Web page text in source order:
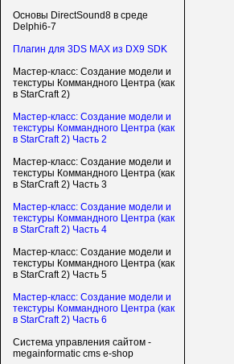
Основы DirectSound8 в среде
Delphi6-7
Плагин для 3DS MAX из DX9 SDK
Мастер-класс: Создание модели и
текстуры Коммандного Центра (как
в StarCraft 2)
Мастер-класс: Создание модели и
текстуры Коммандного Центра (как
в StarCraft 2) Часть 2
Мастер-класс: Создание модели и
текстуры Коммандного Центра (как
в StarCraft 2) Часть 3
Мастер-класс: Создание модели и
текстуры Коммандного Центра (как
в StarCraft 2) Часть 4
Мастер-класс: Создание модели и
текстуры Коммандного Центра (как
в StarCraft 2) Часть 5
Мастер-класс: Создание модели и
текстуры Коммандного Центра (как
в StarCraft 2) Часть 6
Система управления сайтом -
megainformatic cms e-shop